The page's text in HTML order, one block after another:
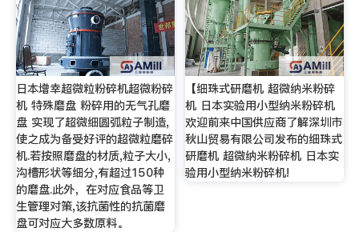
日本增幸超微粒粉碎机超微粉碎
机 特殊磨盘 粉碎用的无气孔磨
盘 实现了超微细圆弧粒子制造,
使之成为备受好评的超微粒磨碎
机.若按照磨盘的材质,粒子大小,
沟槽形状等细分,有超过150种
的磨盘.此外，在对应食品等卫
生管理对策,该抗菌性的抗菌磨
盘可对应大多数原料。
【细珠式研磨机 超微纳米粉碎
机 日本实验用小型纳米粉碎机
欢迎前来中国供应商了解深圳市
秋山贸易有限公司发布的细珠式
研磨机 超微纳米粉碎机 日本实
验用小型纳米粉碎机!